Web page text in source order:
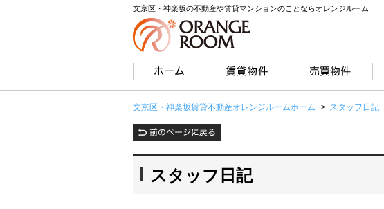
文京区・神楽坂の不動産や賃貸マンションのことならオレンジルーム
文京区・神楽坂賃貸不動産オレンジルームホーム > スタッフ日記
スタッフ日記